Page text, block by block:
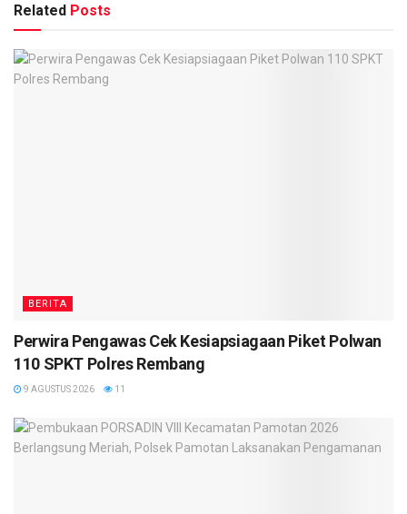
Related Posts
BERITA
Perwira Pengawas Cek Kesiapsiagaan Piket Polwan
110 SPKT Polres Rembang
9 AGUSTUS 2026 11